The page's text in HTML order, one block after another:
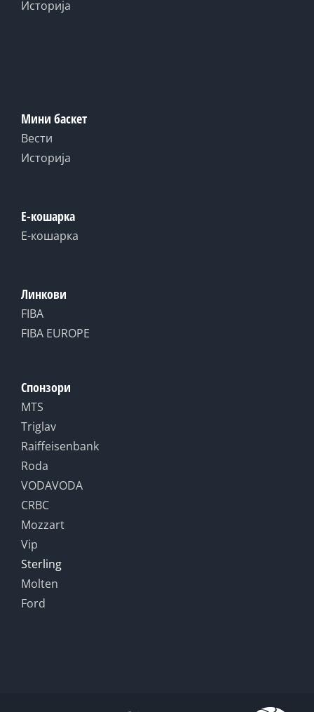
Историја
Мини баскет
Вести
Историја
Е-кошарка
Е-кошарка
Линкови
FIBA
FIBA EUROPE
Спонзори
MTS
Triglav
Raiffeisenbank
Roda
VODAVODA
CRBC
Mozzart
Vip
Sterling
Molten
Ford